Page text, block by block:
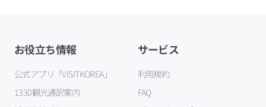
お役立ち情報
公式アプリ「VISITKOREA」
1330観光通訳案内
サービス
利用規約
FAQ